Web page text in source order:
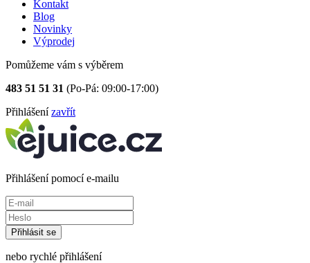
Kontakt
Blog
Novinky
Výprodej
Pomůžeme vám s výběrem
483 51 51 31 (Po-Pá: 09:00-17:00)
Přihlášenízavřít
Přihlášení pomocí e-mailu
nebo rychlé přihlášení